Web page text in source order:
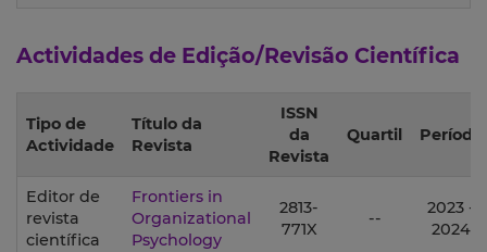
Actividades de Edição/Revisão Científica
Tipo de
Actividade
Título da
Revista
ISSN
da
Revista
Quartil Período
Editor de
revista
científica
Frontiers in
Organizational
Psychology
2813-
771X
--
2023 -
2024